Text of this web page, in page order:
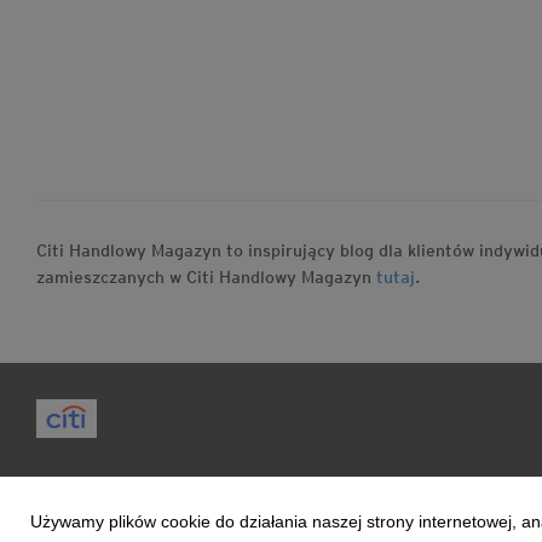
Citi Handlowy Magazyn to inspirujący blog dla klientów
zamieszczanych w Citi Handlowy Magazyn tutaj.
Magazyn Mój Blog Ludzie & Wydarzenia
Używamy plików cookie do działania naszej strony internetowej,